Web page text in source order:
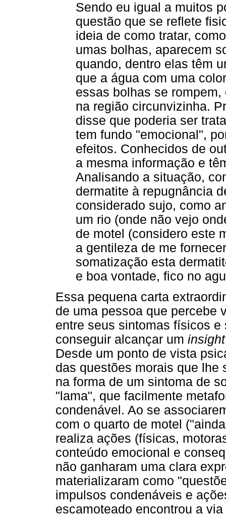
Sendo eu igual a muitos
questão que se reflete
ideia de como tratar,
umas bolhas, aparecem
quando, dentro elas têm
que a água com uma
essas bolhas se
na região circunvizinha.
disse que poderia ser
tem fundo "emocional",
efeitos. Conhecidos de
a mesma informação e
Analisando a situação,
dermatite à repugnância
considerado sujo, como
um rio (onde não vejo
de motel (considero este
a gentileza de me
somatização esta
e boa vontade, fico no
Essa pequena carta
de uma pessoa que percebe
entre seus sintomas físicos
conseguir alcançar um insight
Desde um ponto de vista
das questões morais que
na forma de um sintoma de
"lama", que facilmente
condenável. Ao se
com o quarto de motel
realiza ações (físicas,
conteúdo emocional e
não ganharam uma clara
materializaram como
impulsos condenáveis e
escamoteado encontrou a